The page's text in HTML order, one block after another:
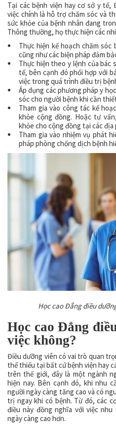
Tại các bệnh viện hay cơ sở y
việc chính là hỗ trợ chăm sóc và
sức khỏe của bệnh nhân đang
Thông thường, họ thực hiện các
Thực hiện kế hoạch chăm sóc
cũng như các biện pháp đảm
Thực hiện theo y lệnh của bác
tế, bên cạnh đó phối hợp với
việc trong quá trình điều trị
Áp dụng các phương pháp y
sóc cho người bệnh khi cần
Tham gia vào công tác kế
khỏe cộng đồng. Hoặc tư
khỏe cho cộng đồng tại các địa
Tham gia vào nhiệm vụ phát
pháp phòng chống dịch bệnh
Học cao Đẳng điều
Học cao Đẳng
việc không?
Điều dưỡng viên có vai trò quan
thể thiếu tại bất cứ bệnh viện hay
trên thế giới, đây là một ngành
hiện nay. Bên cạnh đó, khi nhu
người ngày càng tăng cao và có
trị ngay khi có bệnh. Từ đó, các
điều này đồng nghĩa với việc
ngày càng cao hơn.